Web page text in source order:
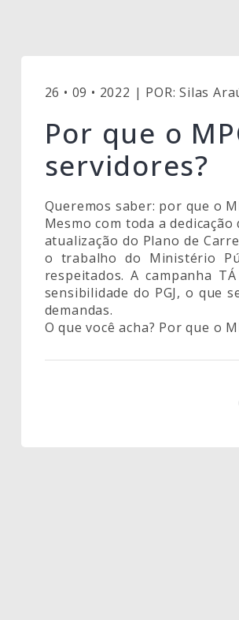
26 • 09 • 2022 | POR: Silas
Por que o
servidores?
Queremos saber: por que o
Mesmo com toda a
atualização do Plano de
o trabalho do Ministério
respeitados. A campanha
sensibilidade do PGJ, o que
demandas.
O que você acha? Por que o